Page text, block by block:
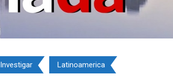
Investigar Latinoamerica